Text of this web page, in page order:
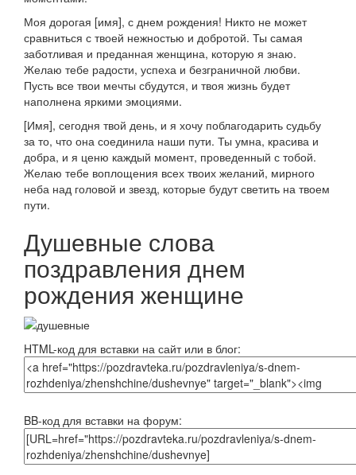
Моя дорогая [имя], с днем рождения! Никто не может
сравниться с твоей нежностью и добротой. Ты самая
заботливая и преданная женщина, которую я знаю.
Желаю тебе радости, успеха и безграничной любви.
Пусть все твои мечты сбудутся, и твоя жизнь будет
наполнена яркими эмоциями.
[Имя], сегодня твой день, и я хочу поблагодарить судьбу
за то, что она соединила наши пути. Ты умна, красива и
добра, и я ценю каждый момент, проведенный с тобой.
Желаю тебе воплощения всех твоих желаний, мирного
неба над головой и звезд, которые будут светить на твоем
пути.
Душевные слова
поздравления днем
рождения женщине
HTML-код для вставки на сайт или в блог:
BB-код для вставки на форум: